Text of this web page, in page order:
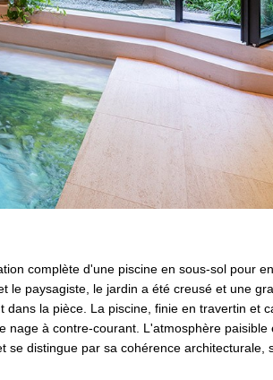
complète d'une piscine en sous-sol pour
le paysagiste, le jardin a été creusé et une
la pièce. La piscine, finie en travertin et
nage à contre-courant. L'atmosphère paisible
se distingue par sa cohérence architecturale,